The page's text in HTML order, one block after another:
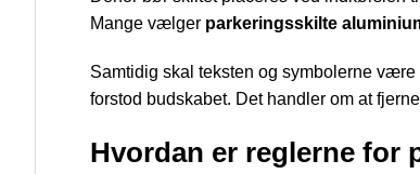
Mange vælger parkeringsskilte
Samtidig skal teksten og symbolerne være
forstod budskabet. Det handler om at
Hvordan er reglerne for